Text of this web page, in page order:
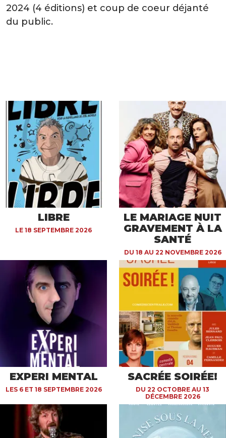
2024 (4 éditions) et coup de coeur déjanté
du public.
LIBRE
LE 18 SEPTEMBRE 2026
LE MARIAGE NUIT
GRAVEMENT À LA
SANTÉ
DU 18 AU 22 NOVEMBRE 2026
EXPERI MENTAL
LES 6 ET 18 SEPTEMBRE 2026
SACRÉE SOIRÉE!
DU 22 OCTOBRE AU 13
DÉCEMBRE 2026